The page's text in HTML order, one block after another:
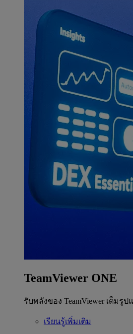
TeamViewer ONE
รับพลังของ TeamViewer เต็ม
เรียนรู้เพิ่มเติม